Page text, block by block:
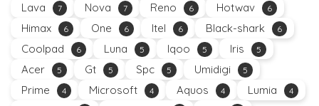
Lava 7 Nova 7 Reno 6 Hotwav 6
Himax 6 One 6 Itel 6 Black-shark 6
Coolpad 6 Luna 5 Iqoo 5 Iris 5
Acer 5 Gt 5 Spc 5 Umidigi 5
Prime 4 Microsoft 4 Aquos 4 Lumia 4